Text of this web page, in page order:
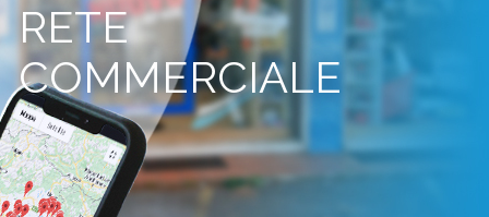
RETE
COMMERCIALE